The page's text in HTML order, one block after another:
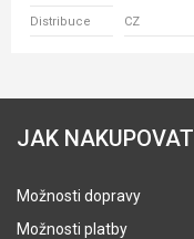
Distribuce CZ
JAK NAKUPOVAT
Možnosti dopravy
Možnosti platby